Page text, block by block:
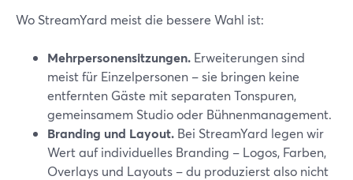
Wo StreamYard meist die bessere Wahl ist:
Mehrpersonensitzungen. Erweiterungen sind
meist für Einzelpersonen – sie bringen keine
entfernten Gäste mit separaten Tonspuren,
gemeinsamem Studio oder Bühnenmanagement.
Branding und Layout. Bei StreamYard legen wir
Wert auf individuelles Branding – Logos, Farben,
Overlays und Layouts – du produzierst also nicht